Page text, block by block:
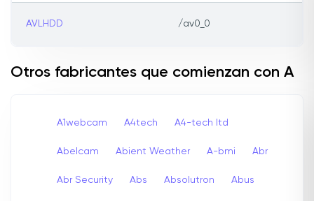
AVLHDD /av0_0
Otros fabricantes que comienzan con A
A1webcam A4tech A4-tech Itd
Abelcam Abient Weather A-bmi Abr
Abr Security Abs Absolutron Abus